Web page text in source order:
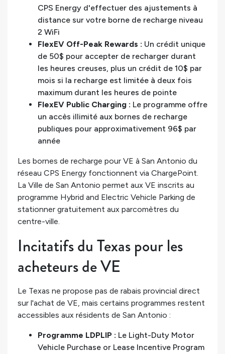
CPS Energy d'effectuer des ajustements à
distance sur votre borne de recharge niveau
2 WiFi
FlexEV Off-Peak Rewards : Un crédit unique
de 50$ pour accepter de recharger durant
les heures creuses, plus un crédit de 10$ par
mois si la recharge est limitée à deux fois
maximum durant les heures de pointe
FlexEV Public Charging : Le programme offre
un accès illimité aux bornes de recharge
publiques pour approximativement 96$ par
année
Les bornes de recharge pour VE à San Antonio du
réseau CPS Energy fonctionnent via ChargePoint.
La Ville de San Antonio permet aux VE inscrits au
programme Hybrid and Electric Vehicle Parking de
stationner gratuitement aux parcomètres du
centre-ville.
Incitatifs du Texas pour les
acheteurs de VE
Le Texas ne propose pas de rabais provincial direct
sur l'achat de VE, mais certains programmes restent
accessibles aux résidents de San Antonio :
Programme LDPLIP : Le Light-Duty Motor
Vehicle Purchase or Lease Incentive Program